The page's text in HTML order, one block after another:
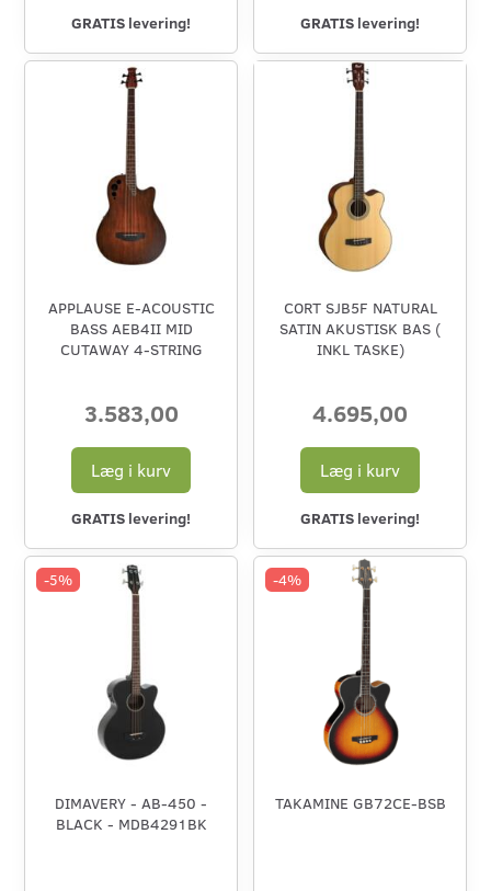
GRATIS levering! GRATIS levering!
APPLAUSE E-ACOUSTIC
BASS AEB4II MID
CUTAWAY 4-STRING
3.583,00
Læg i kurv
GRATIS levering!
CORT SJB5F NATURAL
SATIN AKUSTISK BAS (
INKL TASKE)
4.695,00
Læg i kurv
GRATIS levering!
-5%
DIMAVERY - AB-450 -
BLACK - MDB4291BK
-4%
TAKAMINE GB72CE-BSB